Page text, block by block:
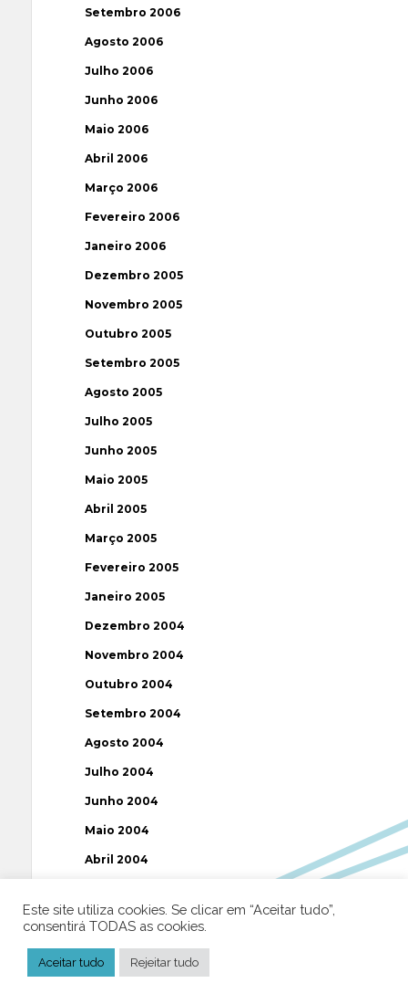
Setembro 2006
Agosto 2006
Julho 2006
Junho 2006
Maio 2006
Abril 2006
Março 2006
Fevereiro 2006
Janeiro 2006
Dezembro 2005
Novembro 2005
Outubro 2005
Setembro 2005
Agosto 2005
Julho 2005
Junho 2005
Maio 2005
Abril 2005
Março 2005
Fevereiro 2005
Janeiro 2005
Dezembro 2004
Novembro 2004
Outubro 2004
Setembro 2004
Agosto 2004
Julho 2004
Junho 2004
Maio 2004
Abril 2004
Fevereiro 2004
Janeiro 2004
Dezembro 2003
Este site utiliza cookies. Se clicar em “Aceitar tudo”,
consentirá TODAS as cookies.
Aceitar tudo Rejeitar tudo